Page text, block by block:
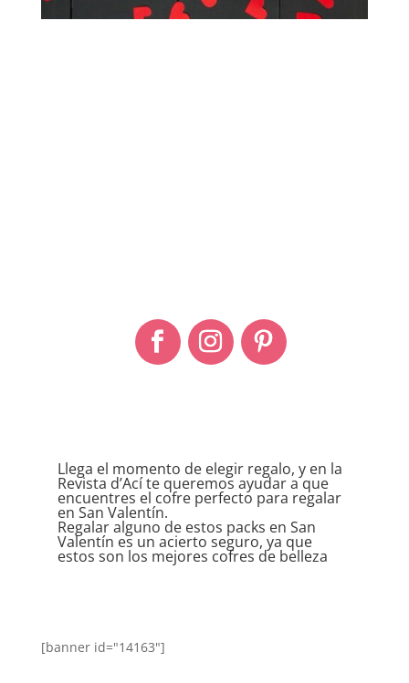
Llega el momento de elegir regalo, y en la
Revista d’Ací te queremos ayudar a que
encuentres el cofre perfecto para regalar
en San Valentín.
Regalar alguno de estos packs en San
Valentín es un acierto seguro, ya que
estos son los mejores cofres de belleza
[banner id="14163"]